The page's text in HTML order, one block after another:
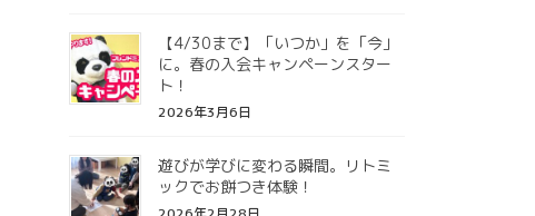
【4/30まで】「いつか」を「今」
に。春の入会キャンペーンスター
ト！
2026年3月6日
遊びが学びに変わる瞬間。リトミ
ックでお餅つき体験！